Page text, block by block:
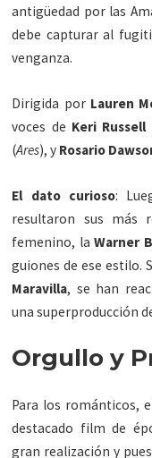
antigüedad por las
debe capturar al
venganza.
Dirigida por Lauren
voces de Keri Russell
(Ares), y Rosario
El dato curioso:
resultaron sus más
femenino, laWarner
guiones de ese estilo.
Maravilla, se han
una superproducción
Orgullo y
Para los románticos,
destacado film de
gran realización y